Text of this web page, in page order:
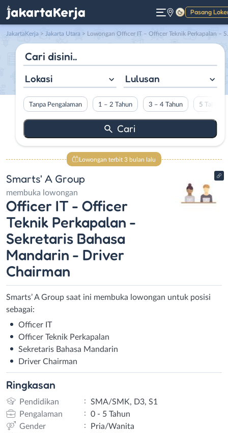
Pasang
Gelap
JakartaKerja > Jakarta Utara > Lowongan Officer IT – Officer Teknik Perkapalan – Sekretaris Bahasa Mandarin – Driver Chairman di Smarts’ A Group
Lokasi Lulusan
Tanpa Pengalaman 1 – 2 Tahun 3 – 4 Tahun 5 Tahun
Lowongan terbit 3 bulan lalu
Smarts' A Group
membuka lowongan
Officer IT - Officer
Teknik Perkapalan -
Sekretaris Bahasa
Mandarin - Driver
Chairman
Smarts’ A Group saat ini membuka lowongan untuk posisi
sebagai:
Officer IT
Officer Teknik Perkapalan
Sekretaris Bahasa Mandarin
Driver Chairman
Ringkasan
Pendidikan :
SMA/SMK, D3, S1
Pengalaman
:
0 - 5 Tahun
Gender
:
Pria/Wanita